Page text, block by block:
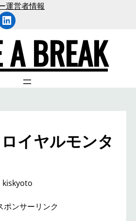
運営者情報
LinkedIn
A BREAK
イヤルモンタ
kiskyoto
ポンサーリンク